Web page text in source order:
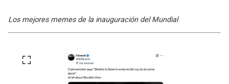
Los mejores memes de la inauguración del Mundial